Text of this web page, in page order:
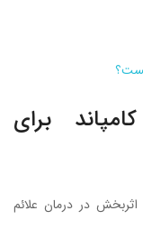
برای
در درمان علائم